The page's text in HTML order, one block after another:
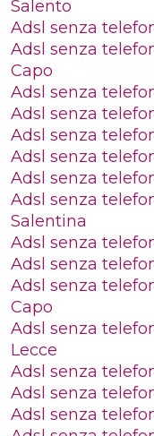
Salento
Adsl senza
Adsl senza
Capo
Adsl senza
Adsl senza
Adsl senza
Adsl senza
Adsl senza
Adsl senza
Salentina
Adsl senza
Adsl senza
Adsl senza
Capo
Adsl senza
Lecce
Adsl senza
Adsl senza
Adsl senza